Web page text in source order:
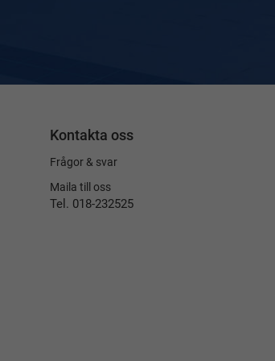
Kontakta oss
Frågor & svar
Maila till oss
Tel. 018-232525